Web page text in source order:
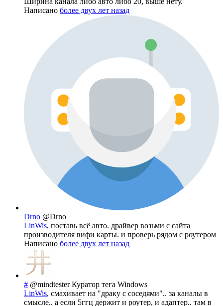
Написано более двух лет назад
Drno @Drno
LinWis, поставь всё авто. драйвер возьми с сайта
производителя вифи карты. и проверь рядом с роутером
Написано более двух лет назад
# @mindtesterКуратор тега Windows
LinWis, смахивает на "драку с соседями".. за каналы в
смысле.. а если 5ггц держит и роутер, и адаптер.. там в